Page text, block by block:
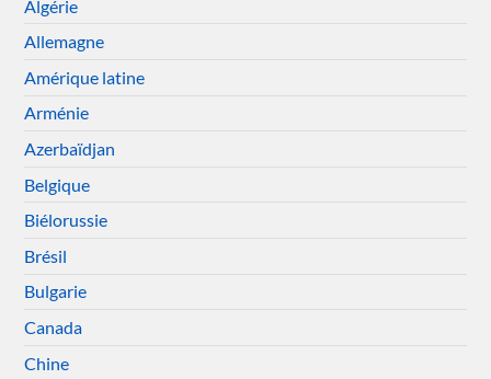
Algérie
Allemagne
Amérique latine
Arménie
Azerbaïdjan
Belgique
Biélorussie
Brésil
Bulgarie
Canada
Chine